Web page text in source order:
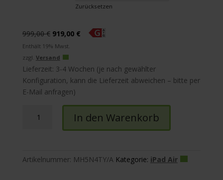
Zurücksetzen
999,00€ Ursprünglicher
Preis
war:
999,00 €
919,00 €Aktueller
919,00 €.
Enthält 19% Mwst.
zzgl. Versand
Lieferzeit: 3-4 Wochen (je nach gewählter
Konfiguration, kann die Lieferzeit abweichen – bitte per
E-Mail anfragen)
Wi-
In den Warenkorb
Artikelnummer: MH5N4TY/A Kategorie: iPad Air